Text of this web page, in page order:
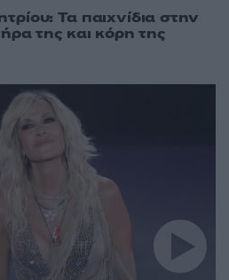
Τα παιχνίδια στην
της και κόρη της